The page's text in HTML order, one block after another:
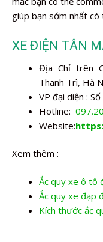
giúp bạn sớm nhất có
XE ĐIỆN TÂN
Địa Chỉ trên
Thanh Trì, Hà
VP đại diện :
Hotline:
Website:
Xem thêm :
Ắc quy xe ô tô
Ắc quy xe đạp
Kích thước ắc